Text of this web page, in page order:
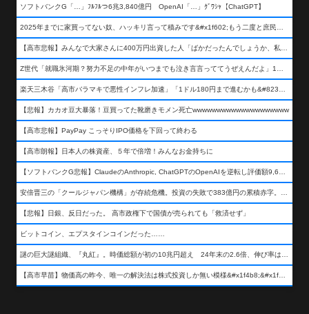
ソフトバンクG「…」ﾌﾙﾌﾙつ6兆3,840億円 OpenAI「…」ｸﾞﾜｼｬ【ChatGPT】
【悲報】カカオ豆大暴落！豆買ってた靴磨きモメン死亡wwwwwwwwwwwwwwwwwwww
【高市悲報】PayPay こっそりIPO価格を下回って終わる
【高市朗報】日本人の株資産、５年で倍増！みんなお金持ちに
【悲報】日銀、反日だった。 高市政権下で国債が売られても「救済せず」
ビットコイン、エプスタインコインだった……